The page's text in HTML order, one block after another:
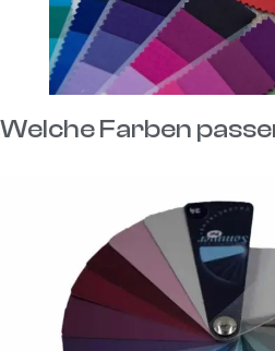
Welche Farben